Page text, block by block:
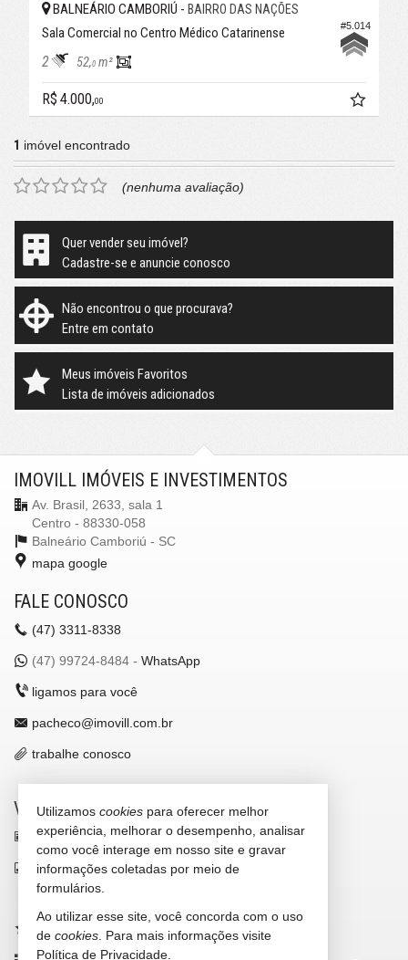
#5.014
BALNEÁRIO CAMBORIÚ - BAIRRO DAS NAÇÕES
Sala Comercial no Centro Médico Catarinense
2 52,0m²
R$ 4.000,00
1 imóvel encontrado
(nenhuma avaliação)
Quer vender seu imóvel?
Cadastre-se e anuncie conosco
Não encontrou o que procurava?
Entre em contato
Meus imóveis Favoritos
Lista de imóveis adicionados
IMOVILL IMÓVEIS E INVESTIMENTOS
Av. Brasil, 2633, sala 1
Centro - 88330-058
Balneário Camboriú - SC
mapa google
FALE CONOSCO
(47) 3311-8338
(47) 99724-8484 - WhatsApp
ligamos para você
pacheco@imovill.com.br
trabalhe conosco
VEJA MAIS
receba nosso newsletter
indicadores financeiros
imóveis favoritos
Utilizamos cookies para oferecer melhor
experiência, melhorar o desempenho, analisar
como você interage em nosso site e gravar
informações coletadas por meio de
formulários.
Ao utilizar esse site, você concorda com o uso
de cookies . Para mais informações visite
Política de Privacidade